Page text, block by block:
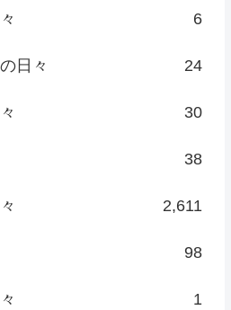
6
日々 24
30
38
2,611
98
1